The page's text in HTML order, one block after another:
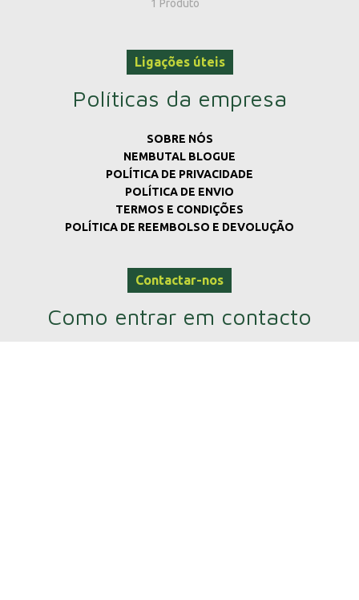
1 Produto
Ligações úteis
Políticas da empresa
SOBRE NÓS
NEMBUTAL BLOGUE
POLÍTICA DE PRIVACIDADE
POLÍTICA DE ENVIO
TERMOS E CONDIÇÕES
POLÍTICA DE REEMBOLSO E DEVOLUÇÃO
Contactar-nos
Como entrar em contacto